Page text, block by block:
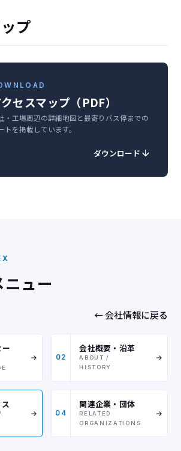
プ
セスマップ（PDF）
・工場周辺の詳細地図と最寄りバス停までの
トを掲載しています。
ダウンロード
ュー
← 会社情報に戻る
ー
02
会社概要・沿革
ABOUT /
HISTORY
04
関連企業・団体
RELATED
ORGANIZATIONS